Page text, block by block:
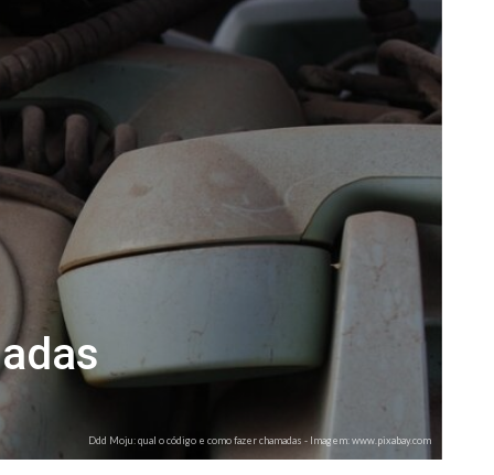
Ddd Moju: qual o código e como fazer chamadas - Imagem: www.pixabay.com